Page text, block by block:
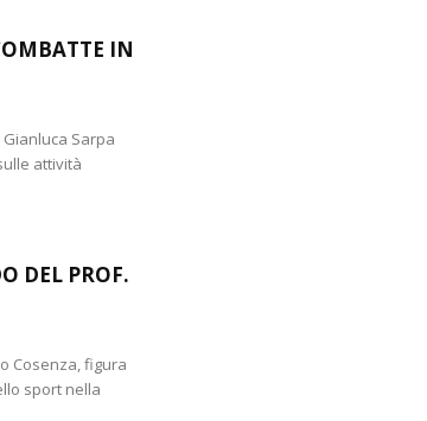
IN
Sarpa
attività
DEL PROF.
Cosenza, figura
sport nella